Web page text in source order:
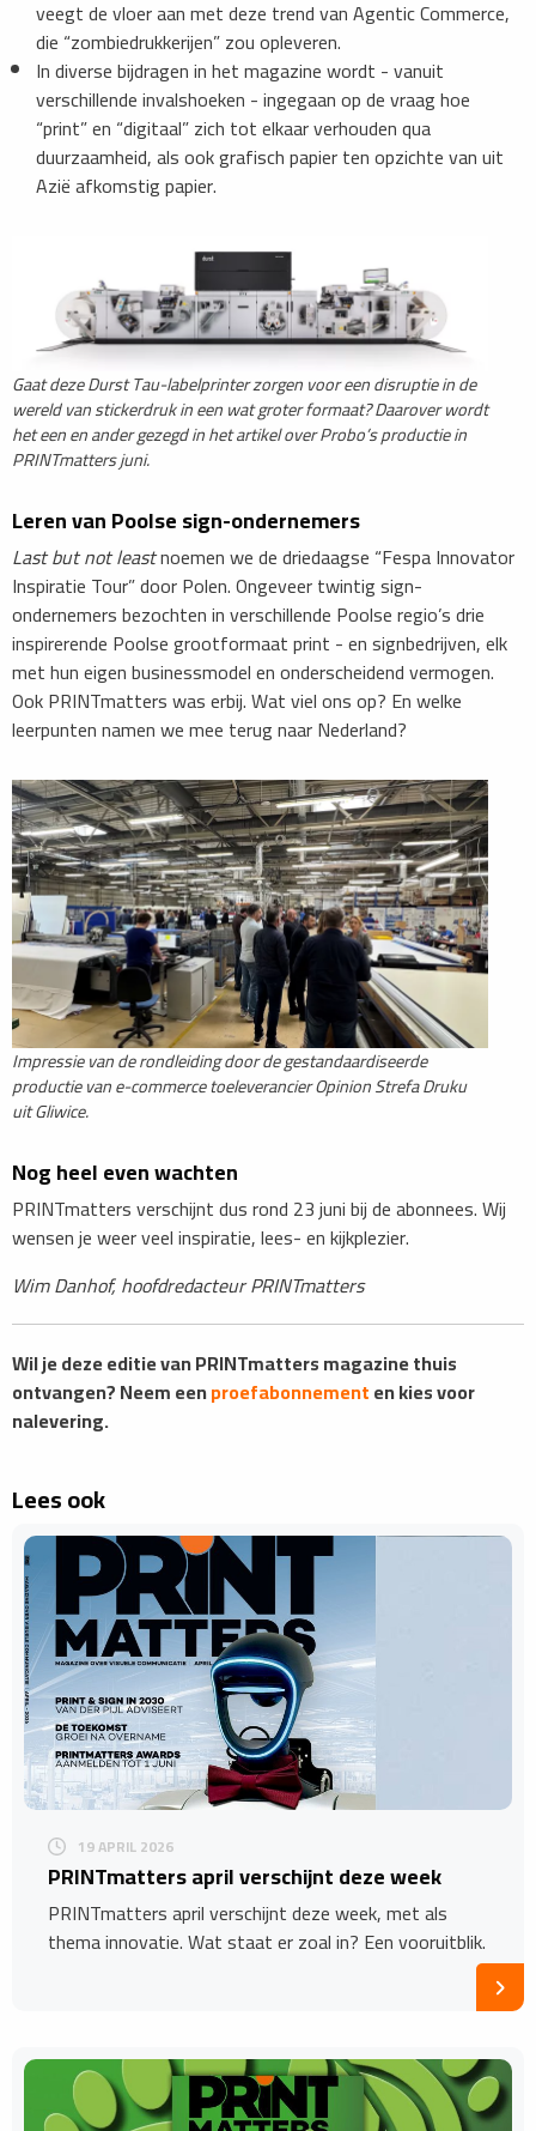
veegt de vloer aan met deze trend van Agentic Commerce,
die “zombiedrukkerijen” zou opleveren.
In diverse bijdragen in het magazine wordt - vanuit
verschillende invalshoeken - ingegaan op de vraag hoe
“print” en “digitaal” zich tot elkaar verhouden qua
duurzaamheid, als ook grafisch papier ten opzichte van uit
Azië afkomstig papier.
Gaat deze Durst Tau-labelprinter zorgen voor een disruptie in de
wereld van stickerdruk in een wat groter formaat? Daarover wordt
het een en ander gezegd in het artikel over Probo’s productie in
PRINTmatters juni.
Leren van Poolse sign-ondernemers
Last but not leastnoemen we de driedaagse “Fespa Innovator
Inspiratie Tour” door Polen. Ongeveer twintig sign-
ondernemers bezochten in verschillende Poolse regio’s drie
inspirerende Poolse grootformaat print - en signbedrijven, elk
met hun eigen businessmodel en onderscheidend vermogen.
Ook PRINTmatters was erbij. Wat viel ons op? En welke
leerpunten namen we mee terug naar Nederland?
Impressie van de rondleiding door de gestandaardiseerde
productie van e-commerce toeleverancier Opinion Strefa Druku
uit Gliwice.
Nog heel even wachten
PRINTmatters verschijnt dus rond 23 juni bij de abonnees. Wij
wensen je weer veel inspiratie, lees- en kijkplezier.
Wim Danhof, hoofdredacteur PRINTmatters
Wil je deze editie van PRINTmatters magazine thuis
ontvangen? Neem eenproefabonnementen kies voor
nalevering.
Lees ook
19 APRIL 2026
​PRINTmatters april verschijnt deze week
PRINTmatters april verschijnt deze week, met als
thema innovatie. Wat staat er zoal in? Een vooruitblik.